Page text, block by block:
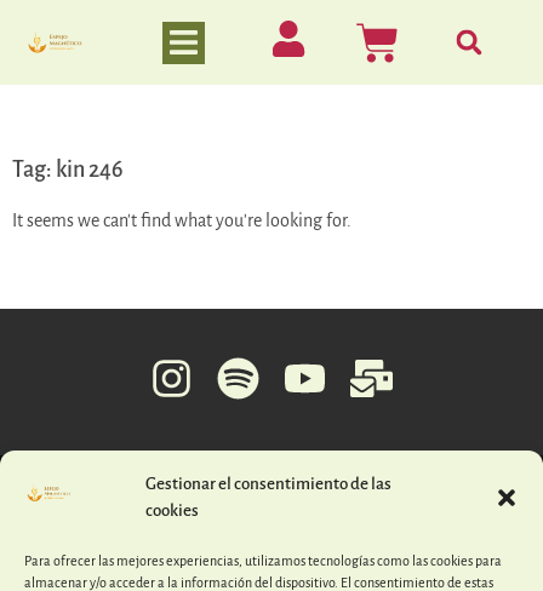
Gestionar el consentimiento de las
cookies
Para ofrecer las mejores experiencias, utilizamos tecnologías como las cookies para
almacenar y/o acceder a la información del dispositivo. El consentimiento de estas
Tag: kin 246
It seems we can't find what you're looking for.
© 2026 ESPEJO MAGNÉTICO – TODOS LOS DERECHOS RESERVADOS